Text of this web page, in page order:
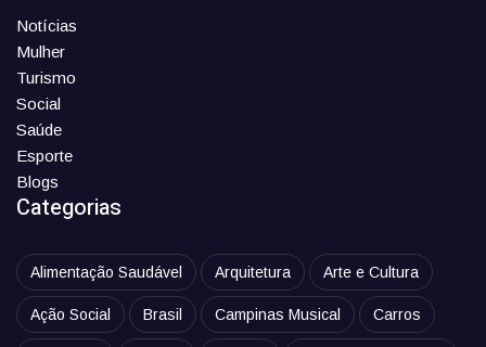
Notícias
Mulher
Turismo
Social
Saúde
Esporte
Blogs
Categorias
Alimentação Saudável Arquitetura Arte e Cultura
Ação Social Brasil Campinas Musical Carros